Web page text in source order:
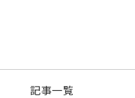
記事一覧